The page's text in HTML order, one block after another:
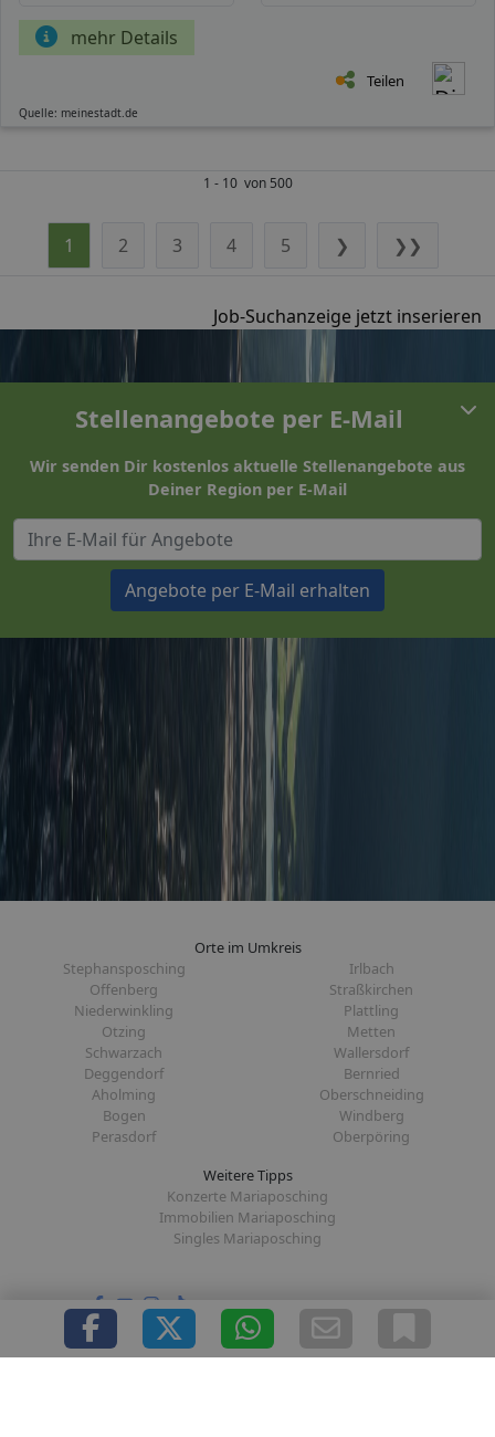
mehr Details
Teilen
Quelle: meinestadt.de
1 - 10 von 500
1 2 3 4 5 ❯ ❯❯
Job-Suchanzeige jetzt inserieren
Stellenangebote per E-Mail
Wir senden Dir kostenlos aktuelle Stellenangebote aus
Deiner Region per E-Mail
Angebote per E-Mail erhalten
Orte im Umkreis
Stephansposching
Irlbach
Offenberg
Straßkirchen
Niederwinkling
Plattling
Otzing
Metten
Schwarzach
Wallersdorf
Deggendorf
Bernried
Aholming
Oberschneiding
Bogen
Windberg
Perasdorf
Oberpöring
Weitere Tipps
Konzerte Mariaposching
Immobilien Mariaposching
Singles Mariaposching